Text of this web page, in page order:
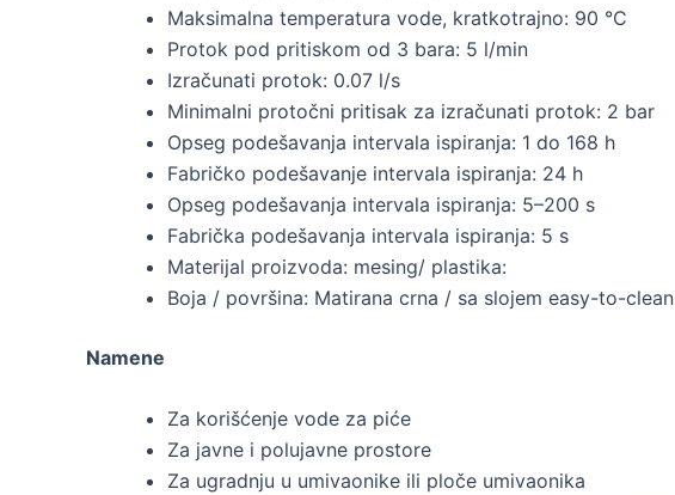
Maksimalna temperatura vode, kratkotrajno: 90 °C
Protok pod pritiskom od 3 bara: 5 l/min
Izračunati protok: 0.07 l/s
Minimalni protočni pritisak za izračunati protok: 2 bar
Opseg podešavanja intervala ispiranja: 1 do 168 h
Fabričko podešavanje intervala ispiranja: 24 h
Opseg podešavanja intervala ispiranja: 5–200 s
Fabrička podešavanja intervala ispiranja: 5 s
Materijal proizvoda: mesing/ plastika:
Boja / površina: Matirana crna / sa slojem easy-to-clean
Namene
Za korišćenje vode za piće
Za javne i polujavne prostore
Za ugradnju u umivaonike ili ploče umivaonika